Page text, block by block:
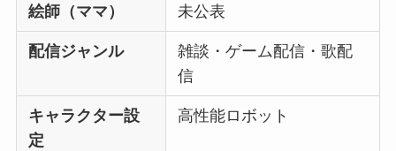
絵師（ママ） 未公表
配信ジャンル
雑談・ゲーム配信・歌配
信
キャラクター設
定
高性能ロボット